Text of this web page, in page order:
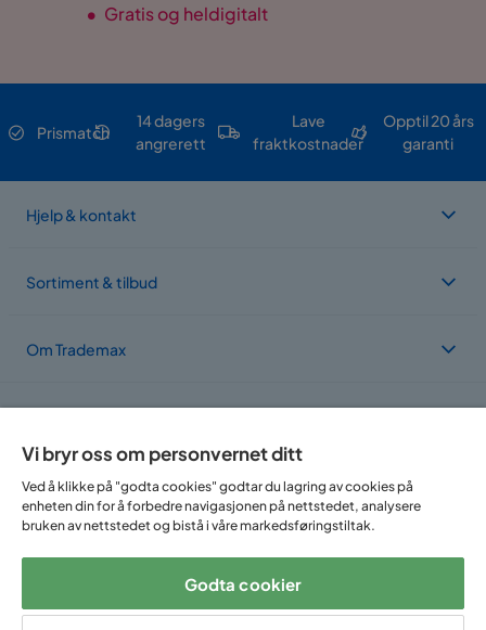
• Gratis og heldigitalt
Prismatch
14 dagers
angrerett
Lave
fraktkostnader
Opptil 20 års
garanti
Hjelp & kontakt
Sortiment & tilbud
Om Trademax
Følg oss på:
Vi bryr oss om personvernet ditt
Ved å klikke på "godta cookies" godtar du lagring av cookies på
enheten din for å forbedre navigasjonen på nettstedet, analysere
bruken av nettstedet og bistå i våre markedsføringstiltak.
Godta cookier